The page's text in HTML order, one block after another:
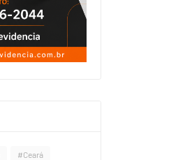
#Ceará